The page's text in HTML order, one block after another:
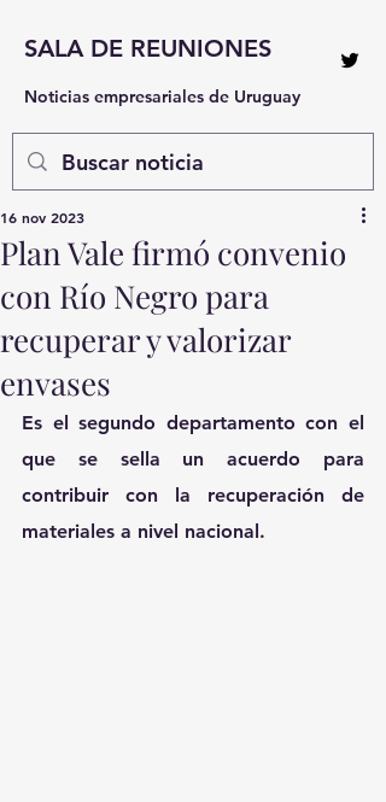
SALA DE REUNIONES
Noticias empresariales de Uruguay
Plan Vale firmó convenio
con Río Negro para
recuperar y valorizar
envases
16 nov 2023
Es el segundo departamento con el
que se sella un acuerdo para
contribuir con la recuperación de
materiales a nivel nacional.